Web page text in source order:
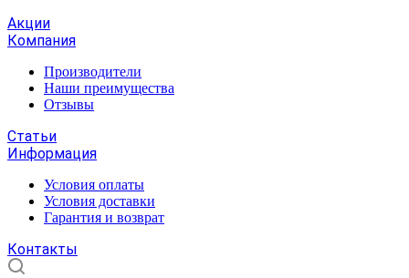
Акции
Компания
Производители
Наши преимущества
Отзывы
Статьи
Информация
Условия оплаты
Условия доставки
Гарантия и возврат
Контакты